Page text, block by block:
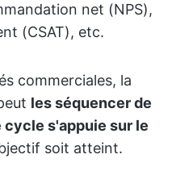
net (NPS),
(CSAT), etc.
commerciales, la
les séquencer de
cycle s'appuie sur le
soit atteint.